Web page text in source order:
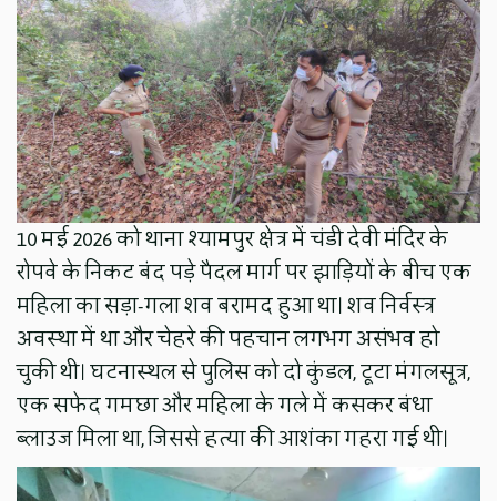
10 मई 2026 को थाना श्यामपुर क्षेत्र में चंडी देवी मंदिर के
रोपवे के निकट बंद पड़े पैदल मार्ग पर झाड़ियों के बीच एक
महिला का सड़ा-गला शव बरामद हुआ था। शव निर्वस्त्र
अवस्था में था और चेहरे की पहचान लगभग असंभव हो
चुकी थी। घटनास्थल से पुलिस को दो कुंडल, टूटा मंगलसूत्र,
एक सफेद गमछा और महिला के गले में कसकर बंधा
ब्लाउज मिला था, जिससे हत्या की आशंका गहरा गई थी।